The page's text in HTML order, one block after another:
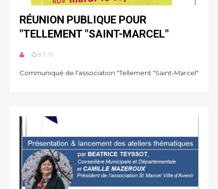
RÉUNION PUBLIQUE POUR
"TELLEMENT "SAINT-MARCEL"
8.9.19
Communiqué de l'association "Tellement "Saint-Marcel"